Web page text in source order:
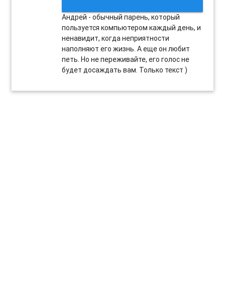
Андрей - обычный парень, который
пользуется компьютером каждый день, и
ненавидит, когда неприятности
наполняют его жизнь. А еще он любит
петь. Но не переживайте, его голос не
будет досаждать вам. Только текст )